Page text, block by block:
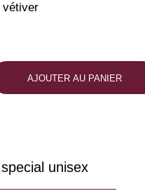
vétiver
AJOUTER AU PANIER
unisex